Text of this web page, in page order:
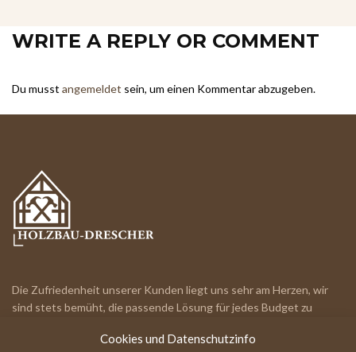
Cookies und Datenschutzinfo
WRITE A REPLY OR COMMENT
Du musst angemeldet sein, um einen Kommentar abzugeben.
Die Zufriedenheit unserer Kunden liegt uns sehr am Herzen, wir
sind stets bemüht, die passende Lösung für jedes Budget zu